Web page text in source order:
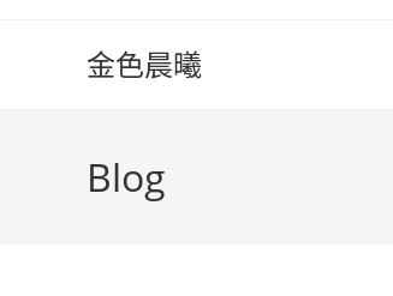
金色晨曦
Blog